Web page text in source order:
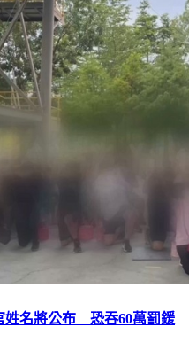
姓名將公布 恐吞60萬罰鍰